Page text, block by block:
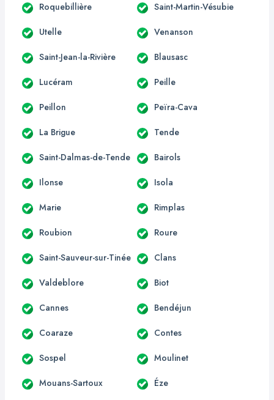
Roquebillière Saint-Martin-Vésubie
Utelle Venanson
Saint-Jean-la-Rivière Blausasc
Lucéram Peille
Peillon Peïra-Cava
La Brigue Tende
Saint-Dalmas-de-Tende Bairols
Ilonse Isola
Marie Rimplas
Roubion Roure
Saint-Sauveur-sur-Tinée Clans
Valdeblore Biot
Cannes Bendéjun
Coaraze Contes
Sospel Moulinet
Mouans-Sartoux Éze